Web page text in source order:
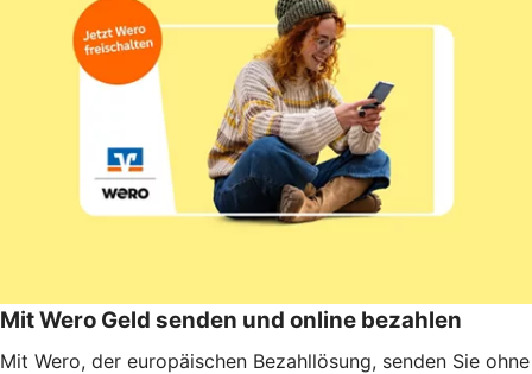
Mit Wero Geld senden und online bezahlen
Mit Wero, der europäischen Bezahllösung, senden Sie ohne